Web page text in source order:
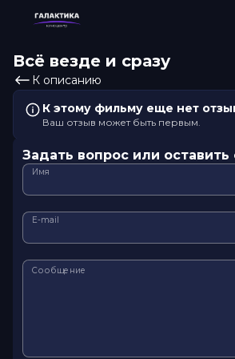
Всё везде и сразу
К описанию
К этому фильму еще нет
Ваш отзыв может быть первым.
Задать вопрос или оставить
Имя
E-mail
Сообщение